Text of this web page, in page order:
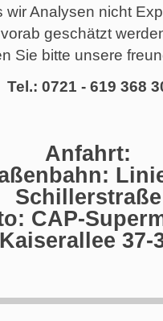
wir Analysen nicht
geschätzt
Sie bitte unsere
Tel.: 0721 - 619 368
Anfahrt:
Schillerstraße
CAP-
Kaiserallee 37-